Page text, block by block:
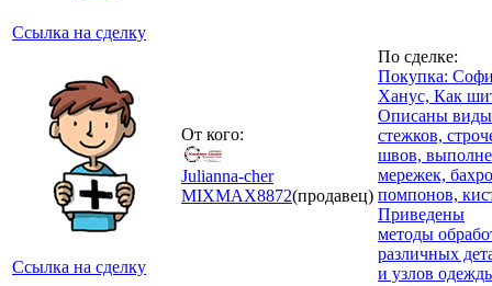
Ссылка на сделку
Ссылка на сделку
От кого:
Julianna-cher
MIXMAX8872(продавец)
По сделке:
Покупка:
Ханус, Как
Описаны виды
стежков,
швов,
мережек,
помпонов,
Приведены
методы
различных
и узлов